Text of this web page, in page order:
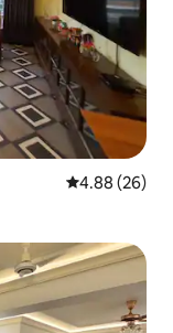
Calificación
4.88 (26)